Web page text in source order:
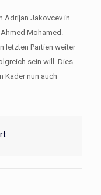
Adrijan Jakovcev in
Mohamed.
letzten Partien weiter
sein will. Dies
Kader nun auch